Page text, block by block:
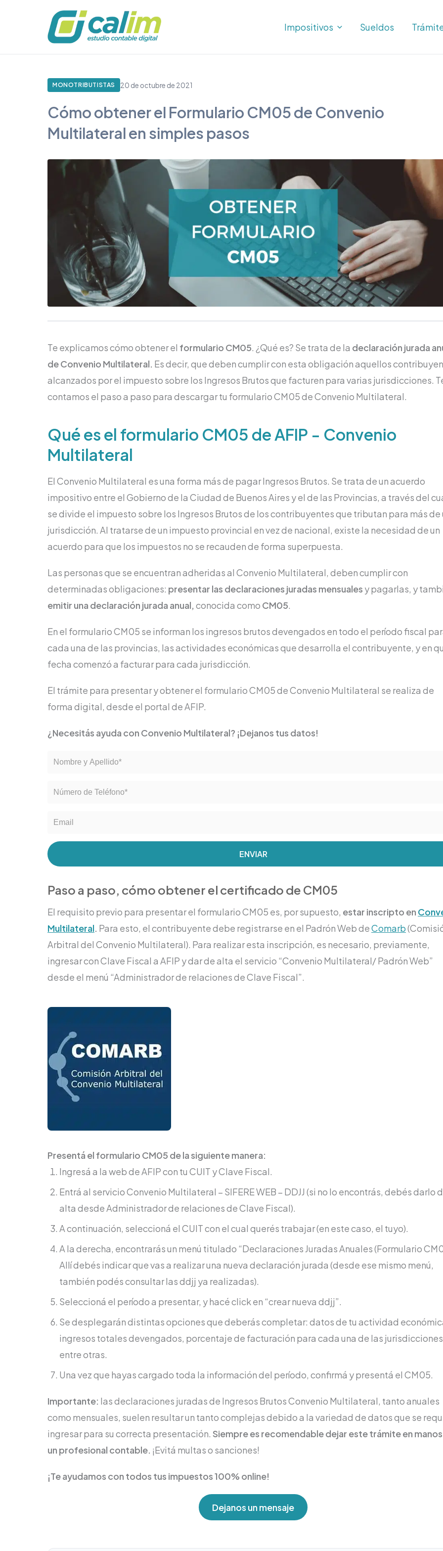
Impositivos Sueldos
MONOTRIBUTISTAS 20 de octubre de 2021
Cómo obtener el Formulario CM05 de Convenio
Multilateral en simples pasos
Te explicamos cómo obtener el formulario CM05. ¿Qué es? Se trata de la declaración jurada
de Convenio Multilateral. Es decir, que deben cumplir con esta obligación aquellos
alcanzados por el impuesto sobre los Ingresos Brutos que facturen para varias jurisdicciones.
contamos el paso a paso para descargar tu formulario CM05 de Convenio Multilateral.
Qué es el formulario CM05 de AFIP - Convenio
Multilateral
El Convenio Multilateral es una forma más de pagar Ingresos Brutos. Se trata de un acuerdo
impositivo entre el Gobierno de la Ciudad de Buenos Aires y el de las Provincias, a través del
se divide el impuesto sobre los Ingresos Brutos de los contribuyentes que tributan para más de
jurisdicción. Al tratarse de un impuesto provincial en vez de nacional, existe la necesidad de un
acuerdo para que los impuestos no se recauden de forma superpuesta.
Las personas que se encuentran adheridas al Convenio Multilateral, deben cumplir con
determinadas obligaciones: presentar las declaraciones juradas mensuales y pagarlas, y
emitir una declaración jurada anual, conocida como CM05.
En el formulario CM05 se informan los ingresos brutos devengados en todo el período fiscal
cada una de las provincias, las actividades económicas que desarrolla el contribuyente, y en
fecha comenzó a facturar para cada jurisdicción.
El trámite para presentar y obtener el formulario CM05 de Convenio Multilateral se realiza de
forma digital, desde el portal de AFIP.
¿Necesitás ayuda con Convenio Multilateral? ¡Dejanos tus datos!
ENVIAR
Paso a paso, cómo obtener el certificado de CM05
El requisito previo para presentar el formulario CM05 es, por supuesto, estar inscripto en
Multilateral. Para esto, el contribuyente debe registrarse en el Padrón Web deComarb
Arbitral del Convenio Multilateral). Para realizar esta inscripción, es necesario, previamente,
ingresar con Clave Fiscal a AFIP y dar de alta el servicio “Convenio Multilateral/ Padrón Web”
desde el menú “Administrador de relaciones de Clave Fiscal”.
Presentá el formulario CM05 de la siguiente manera:
Ingresá a la web de AFIP con tu CUIT y Clave Fiscal.
Entrá al servicio Convenio Multilateral – SIFERE WEB – DDJJ (si no lo encontrás, debés darlo
alta desde Administrador de relaciones de Clave Fiscal).
A continuación, seleccioná el CUIT con el cual querés trabajar (en este caso, el tuyo).
A la derecha, encontrarás un menú titulado “Declaraciones Juradas Anuales(Formulario
Allí debés indicar que vas a realizar una nueva declaración jurada (desde ese mismo menú,
también podés consultar las ddjj ya realizadas).
Seleccioná el período a presentar, y hacé click en “crear nueva ddjj”.
Se desplegarán distintas opciones que deberás completar: datos de tu actividad
ingresos totales devengados, porcentaje de facturación para cada una de las
entre otras.
Una vez que hayas cargado toda la información del período, confirmá y presentá el CM05.
Importante: las declaraciones juradas de Ingresos Brutos Convenio Multilateral, tanto anuales
como mensuales, suelen resultar un tanto complejas debido a la variedad de datos que se
ingresar para su correcta presentación. Siempre es recomendable dejar este trámite en
un profesional contable. ¡Evitá multas o sanciones!
¡Te ayudamos con todos tus impuestos 100% online!
Dejanos un mensaje